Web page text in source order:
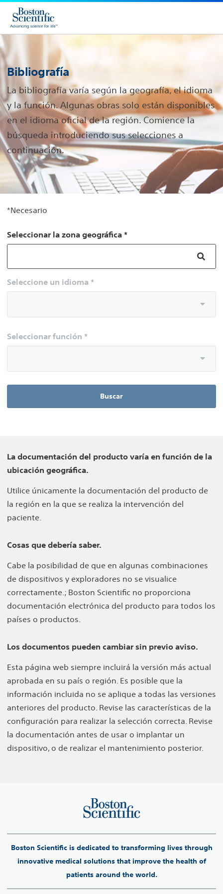
Bibliografía
La bibliografía varía según la geografía, el idioma
y la función. Algunas obras solo están disponibles
en el idioma oficial de la región. Comience la
búsqueda introduciendo sus selecciones a
continuación.
*Necesario
Seleccionar la zona geográfica *
Seleccione un idioma *
Seleccionar función *
Buscar
La documentación del producto varía en función de la
ubicación geográfica.
Utilice únicamente la documentación del producto de
la región en la que se realiza la intervención del
paciente.
Cosas que debería saber.
Cabe la posibilidad de que en algunas combinaciones
de dispositivos y exploradores no se visualice
correctamente.; Boston Scientific no proporciona
documentación electrónica del producto para todos los
países o productos.
Los documentos pueden cambiar sin previo aviso.
Esta página web siempre incluirá la versión más actual
aprobada en su país o región. Es posible que la
información incluida no se aplique a todas las versiones
anteriores del producto. Revise las características de la
configuración para realizar la selección correcta. Revise
la documentación antes de usar o implantar un
dispositivo, o de realizar el mantenimiento posterior.
Boston Scientific is dedicated to transforming lives through
innovative medical solutions that improve the health of
patients around the world.